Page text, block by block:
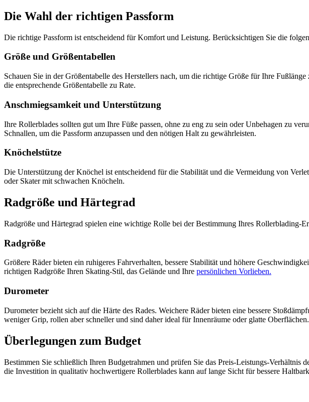
Die Wahl der richtigen Passform
Die richtige Passform ist entscheidend für Komfort und Leistung. Berücksichtigen Sie die
Größe und Größentabellen
Schauen Sie in der Größentabelle des Herstellers nach, um die richtige Größe für Ihre
die entsprechende Größentabelle zu Rate.
Anschmiegsamkeit und Unterstützung
Ihre Rollerblades sollten gut um Ihre Füße passen, ohne zu eng zu sein oder Unbehagen zu
Schnallen, um die Passform anzupassen und den nötigen Halt zu gewährleisten.
Knöchelstütze
Die Unterstützung der Knöchel ist entscheidend für die Stabilität und die Vermeidung von
oder Skater mit schwachen Knöcheln.
Radgröße und Härtegrad
Radgröße und Härtegrad spielen eine wichtige Rolle bei der Bestimmung Ihres Rollerblading-
Radgröße
Größere Räder bieten ein ruhigeres Fahrverhalten, bessere Stabilität und höhere
richtigen Radgröße Ihren Skating-Stil, das Gelände und Ihre persönlichen Vorlieben.
Durometer
Durometer bezieht sich auf die Härte des Rades. Weichere Räder bieten eine bessere
weniger Grip, rollen aber schneller und sind daher ideal für Innenräume oder glatte Oberflächen.
Überlegungen zum Budget
Bestimmen Sie schließlich Ihren Budgetrahmen und prüfen Sie das Preis-Leistungs-
die Investition in qualitativ hochwertigere Rollerblades kann auf lange Sicht für bessere